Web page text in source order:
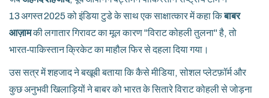
13 अगस्त 2025 को इंडिया टुडे के साथ एक साक्षात्कार में कहा किबाबर
आज़ामकी लगातार गिरावट का मूल कारण "विराट कोहली तुलना" है, तो
भारत‑पाकिस्तान क्रिकेट का माहौल फिर से दहला दिया गया।
उस सत्र में शहजाद ने बखूबी बताया कि कैसे मीडिया, सोशल प्लेटफ़ॉर्म और
कुछ अनुभवी खिलाड़ियों ने बाबर को भारत के सितारे विराट कोहली से जोड़ना